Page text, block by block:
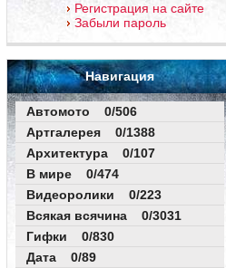
Регистрация на сайте
Забыли пароль
Навигация
Автомото 0/506
Артгалерея 0/1388
Архитектура 0/107
В мире 0/474
Видеоролики 0/223
Всякая всячина 0/3031
Гифки 0/830
Дата 0/89